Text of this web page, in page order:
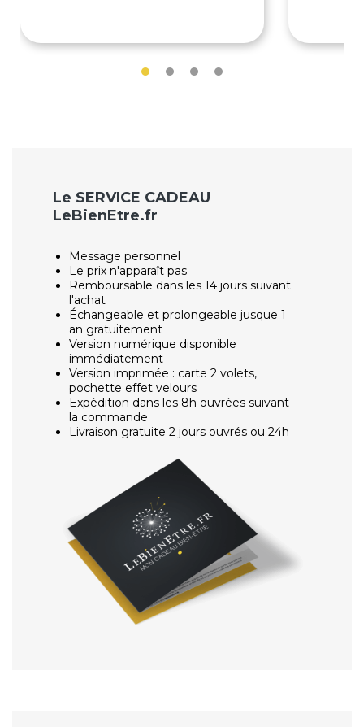
Le SERVICE CADEAU
LeBienEtre.fr
Message personnel
Le prix n'apparaît pas
Remboursable dans les 14 jours suivant
l'achat
Échangeable et prolongeable jusque 1
an gratuitement
Version numérique disponible
immédiatement
Version imprimée : carte 2 volets,
pochette effet velours
Expédition dans les 8h ouvrées suivant
la commande
Livraison gratuite 2 jours ouvrés ou 24h